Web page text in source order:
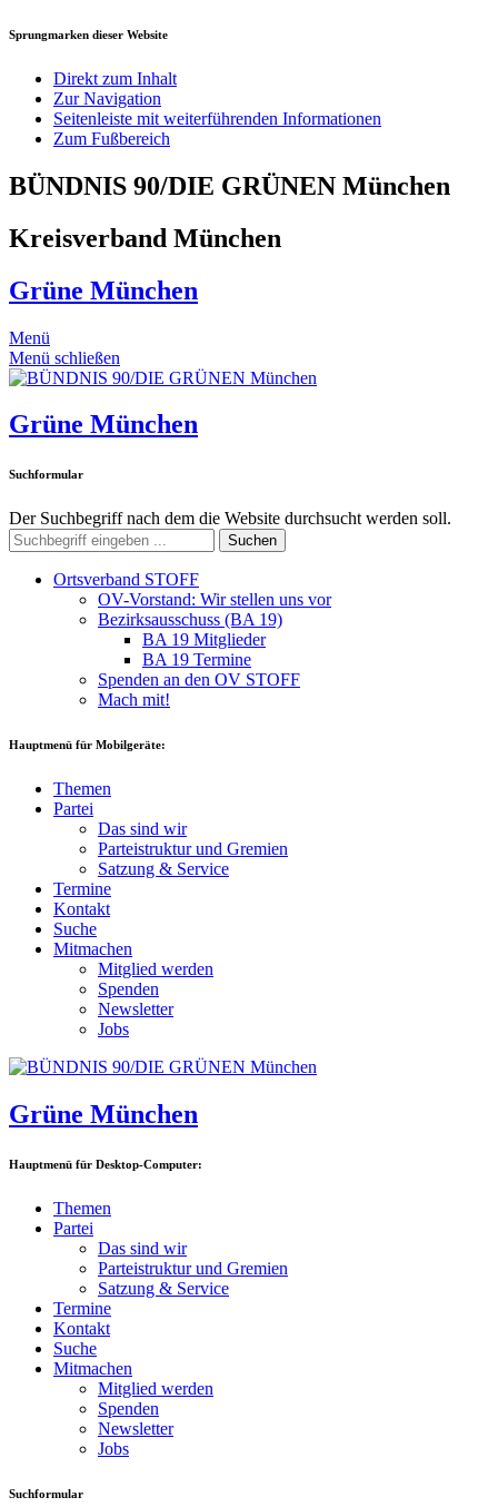
Sprungmarken dieser Website
Direkt zum Inhalt
Zur Navigation
Seitenleiste mit weiterführenden Informationen
Zum Fußbereich
BÜNDNIS 90/DIE GRÜNEN München
Kreisverband München
Grüne München
Menü
Menü schließen
Grüne München
Suchformular
Der Suchbegriff nach dem die Website durchsucht werden soll.
Suchen
Ortsverband STOFF
OV-Vorstand: Wir stellen uns vor
Bezirksausschuss (BA 19)
BA 19 Mitglieder
BA 19 Termine
Spenden an den OV STOFF
Mach mit!
Hauptmenü für Mobilgeräte:
Themen
Partei
Das sind wir
Parteistruktur und Gremien
Satzung & Service
Termine
Kontakt
Suche
Mitmachen
Mitglied werden
Spenden
Newsletter
Jobs
Grüne München
Hauptmenü für Desktop-Computer:
Themen
Partei
Das sind wir
Parteistruktur und Gremien
Satzung & Service
Termine
Kontakt
Suche
Mitmachen
Mitglied werden
Spenden
Newsletter
Jobs
Suchformular